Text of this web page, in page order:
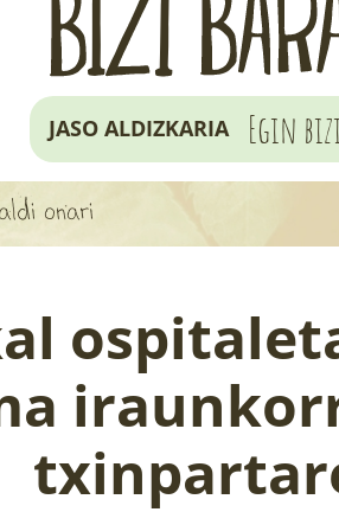
JASO ALDIZKARIA Egin
onari